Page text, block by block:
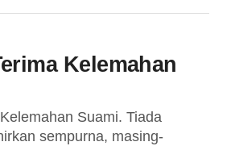
Kelemahan
Suami. Tiada
sempurna, masing-